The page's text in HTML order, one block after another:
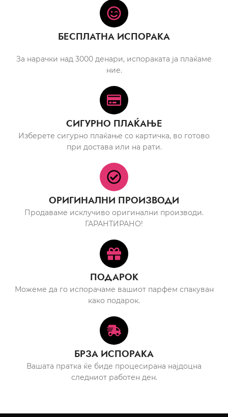
БЕСПЛАТНА ИСПОРАКА
За нарачки над 3000 денари, испораката ја плаќаме
ние.
СИГУРНО ПЛАЌАЊЕ
Изберете сигурно плаќање со картичка, во готово
при достава или на рати.
ОРИГИНАЛНИ ПРОИЗВОДИ
Продаваме исклучиво оригинални производи.
ГАРАНТИРАНО!
ПОДАРОК
Можеме да го испорачаме вашиот парфем спакуван
како подарок.
БРЗА ИСПОРАКА
Вашата пратка ќе биде процесирана најдоцна
следниот работен ден.